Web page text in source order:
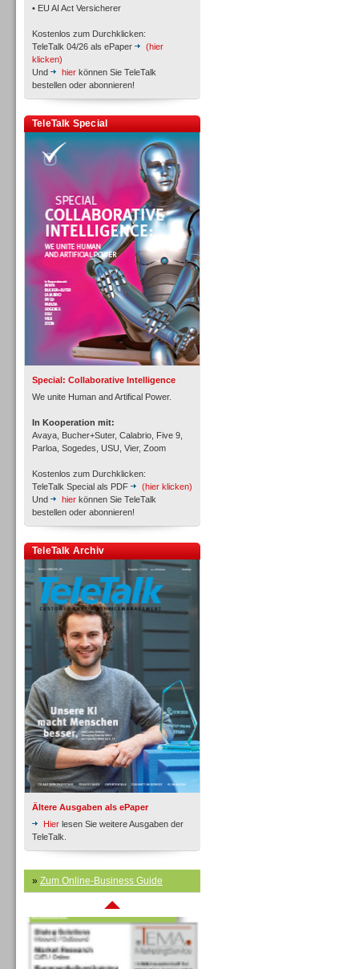
• EU AI Act Versicherer
Kostenlos zum Durchklicken:
TeleTalk 04/26 als ePaper
(hier
klicken)
Und
hier können Sie TeleTalk
bestellen oder abonnieren!
TeleTalk Special
Special: Collaborative Intelligence
We unite Human and Artifical Power.
In Kooperation mit:
Avaya, Bucher+Suter, Calabrio, Five 9,
Parloa, Sogedes, USU, Vier, Zoom
Kostenlos zum Durchklicken:
TeleTalk Special als PDF
(hier klicken)
Und
hier können Sie TeleTalk
bestellen oder abonnieren!
TeleTalk Archiv
Ältere Ausgaben als ePaper
Hier lesen Sie weitere Ausgaben der
TeleTalk.
» Zum Online-Business Guide
Personal
Inbound
Inbound
Inbound
Inbound